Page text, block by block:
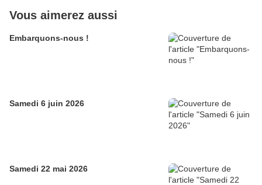
Vous aimerez aussi
Embarquons-nous !
Samedi 6 juin 2026
Samedi 22 mai 2026